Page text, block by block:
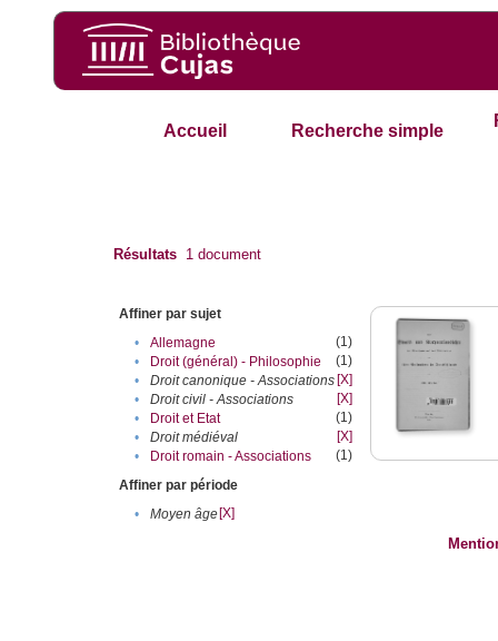
Accueil Recherche simple
Résultats 1 document
Affiner par sujet
•
Allemagne
(1)
•
Droit (général) - Philosophie
(1)
•
Droit canonique - Associations [X]
•
Droit civil - Associations
[X]
•
Droit et Etat
(1)
•
Droit médiéval
[X]
•
Droit romain - Associations
(1)
Affiner par période
•
Moyen âge[X]